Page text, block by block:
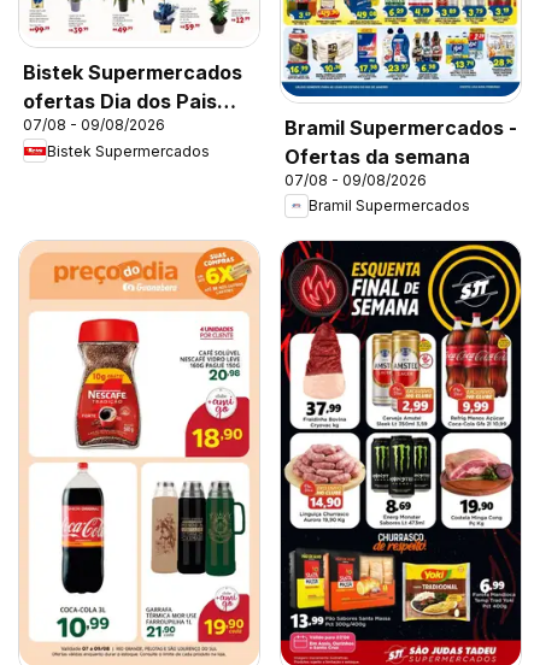
Bistek Supermercados
ofertas Dia dos Pais
Flores
07/08 - 09/08/2026
Bistek Supermercados
Bramil Supermercados -
Ofertas da semana
07/08 - 09/08/2026
Bramil Supermercados